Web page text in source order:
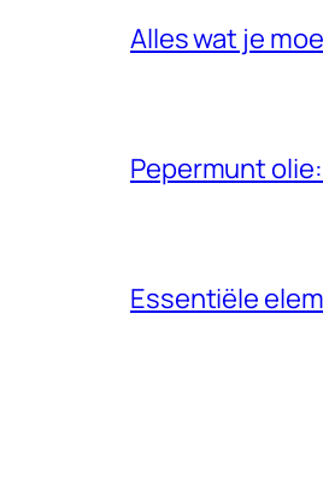
Alles wat je
Pepermunt
Essentiële